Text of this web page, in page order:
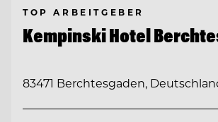
TOP ARBEITGEBER
Kempinski Hotel
83471 Berchtesgaden,